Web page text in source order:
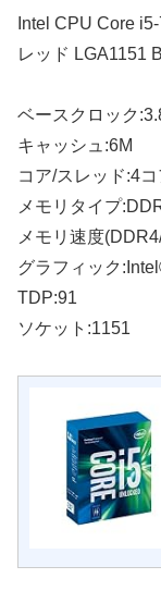
Intel CPU Core
レッド LGA1151
ベースクロック
キャッシュ:6M
コア/スレッド:4
メモリタイプ
メモリ速度
グラフィック
TDP:91
ソケット:1151